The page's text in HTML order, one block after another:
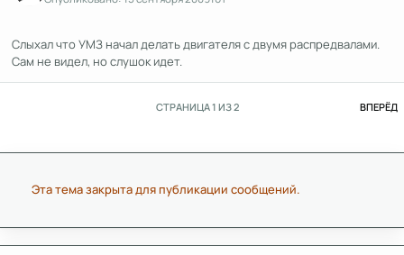
Слыхал что УМЗ начал делать двигателя с двумя распредвалами.
Сам не видел, но слушок идет.
ВПЕРЁД
СТРАНИЦА 1 ИЗ 2
Эта тема закрыта для публикации сообщений.